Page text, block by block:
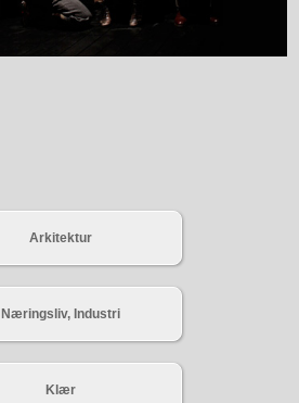
Arkitektur
Næringsliv, Industri
Klær